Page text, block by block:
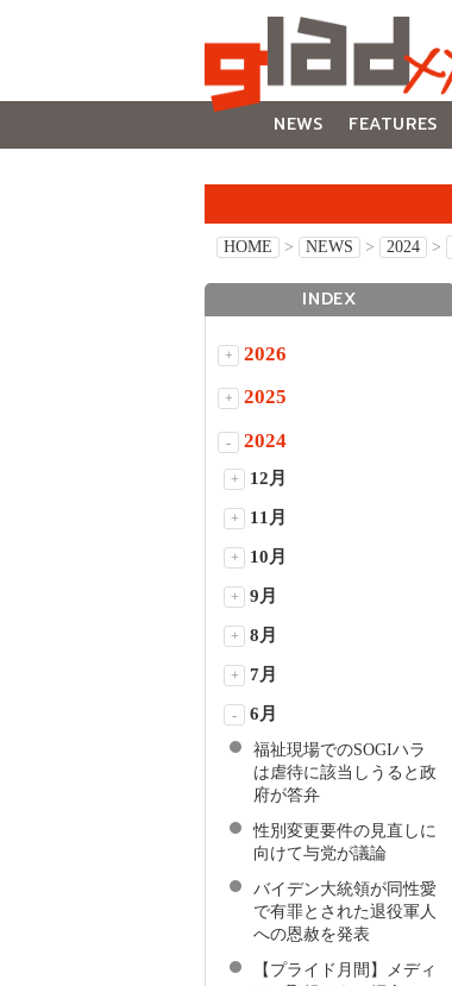
NEWS FEATURES
HOME > NEWS > 2024 >
INDEX
+ 2026
+ 2025
- 2024
+ 12月
+ 11月
+ 10月
+ 9月
+ 8月
+ 7月
- 6月
福祉現場でのSOGIハラ
は虐待に該当しうると政
府が答弁
性別変更要件の見直しに
向けて与党が議論
バイデン大統領が同性愛
で有罪とされた退役軍人
への恩赦を発表
【プライド月間】メディ